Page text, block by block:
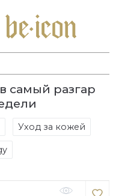
самый разгар
Уход за кожей